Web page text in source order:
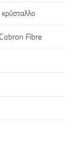
Cabron Fibre